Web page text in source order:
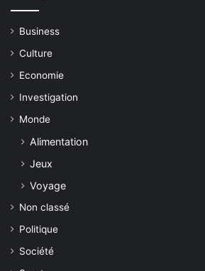
Business
Culture
Economie
Investigation
Monde
Alimentation
Jeux
Voyage
Non classé
Politique
Société